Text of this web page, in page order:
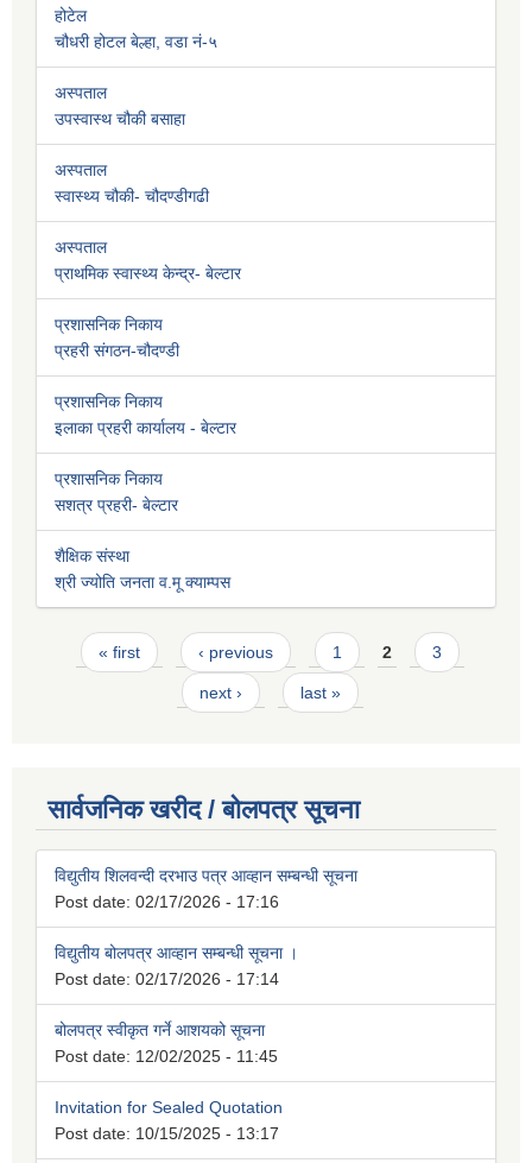
होटेल
चौधरी होटल बेल्हा, वडा नं-५
अस्पताल
उपस्वास्थ चौकी बसाहा
अस्पताल
स्वास्थ्य चौकी- चौदण्डीगढी
अस्पताल
प्राथमिक स्वास्थ्य केन्द्र- बेल्टार
प्रशासनिक निकाय
प्रहरी संगठन-चौदण्डी
प्रशासनिक निकाय
इलाका प्रहरी कार्यालय - बेल्टार
प्रशासनिक निकाय
सशत्र प्रहरी- बेल्टार
शैक्षिक संस्था
श्री ज्योति जनता व.मू क्याम्पस
Pages
« first ‹ previous 1 2 3
next › last »
सार्वजनिक खरीद / बोलपत्र सूचना
विद्युतीय शिलवन्दी दरभाउ पत्र आव्हान सम्बन्धी सूचना
Post date: 02/17/2026 - 17:16
विद्युतीय बोलपत्र आव्हान सम्बन्धी सूचना ।
Post date: 02/17/2026 - 17:14
बोलपत्र स्वीकृत गर्ने आशयको सूचना
Post date: 12/02/2025 - 11:45
Invitation for Sealed Quotation
Post date: 10/15/2025 - 13:17